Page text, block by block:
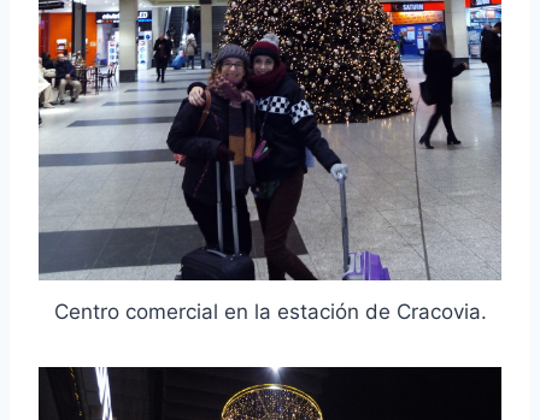
Centro comercial en la estación de Cracovia.